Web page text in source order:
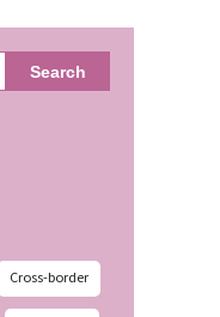
Search
Cross-border